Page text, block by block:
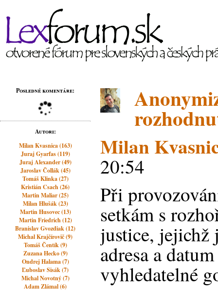
Posledné komentáre:
Autori:
Milan Kvasnica (163)
Juraj Gyarfas (119)
Juraj Alexander (49)
Jaroslav Čollák (45)
Tomáš Klinka (27)
Kristián Csach (26)
Martin Maliar (25)
Milan Hlušák (23)
Martin Husovec (13)
Martin Friedrich (12)
Branislav Gvozdiak (12)
Michal Krajčírovič (9)
Tomáš Čentík (9)
Zuzana Hecko (9)
Ondrej Halama (7)
Ľuboslav Sisák (7)
Michal Novotný (7)
Adam Zlámal (6)
Milan
20:54
Při
setkám s
justice, jejichž
adresa a
vyhledatelné